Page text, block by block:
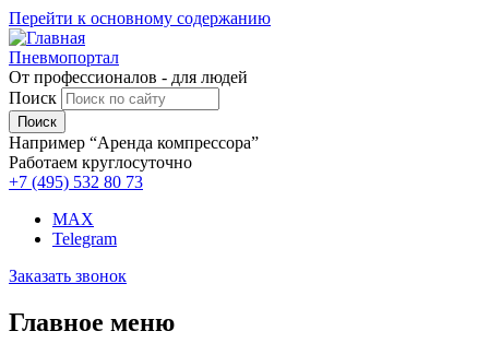
Перейти к основному содержанию
Пневмопортал
От профессионалов - для людей
Поиск
Например “Аренда компрессора”
Работаем круглосуточно
+7 (495) 532 80 73
MAX
Telegram
Заказать звонок
Главное меню